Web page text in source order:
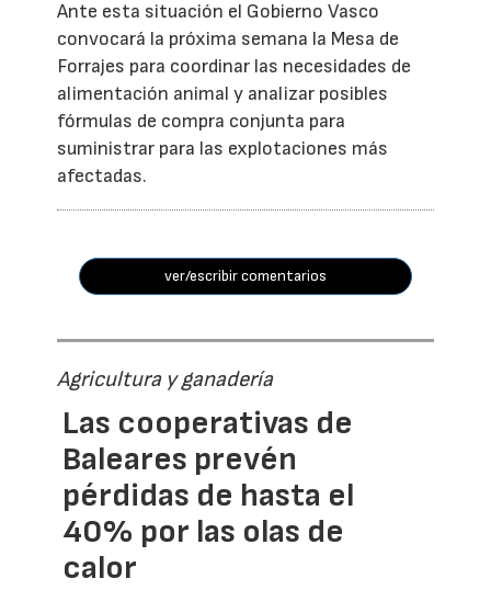
Ante esta situación el Gobierno Vasco
convocará la próxima semana la Mesa de
Forrajes para coordinar las necesidades de
alimentación animal y analizar posibles
fórmulas de compra conjunta para
suministrar para las explotaciones más
afectadas.
ver/escribir comentarios
Agricultura y ganadería
Las cooperativas de
Baleares prevén
pérdidas de hasta el
40% por las olas de
calor